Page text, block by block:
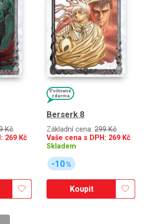
Kč
269 Kč
Poštovné
zdarma
Berserk 8
Základní cena: 299 Kč
Vaše cena s DPH: 269 Kč
Skladem
-10%
Koupit